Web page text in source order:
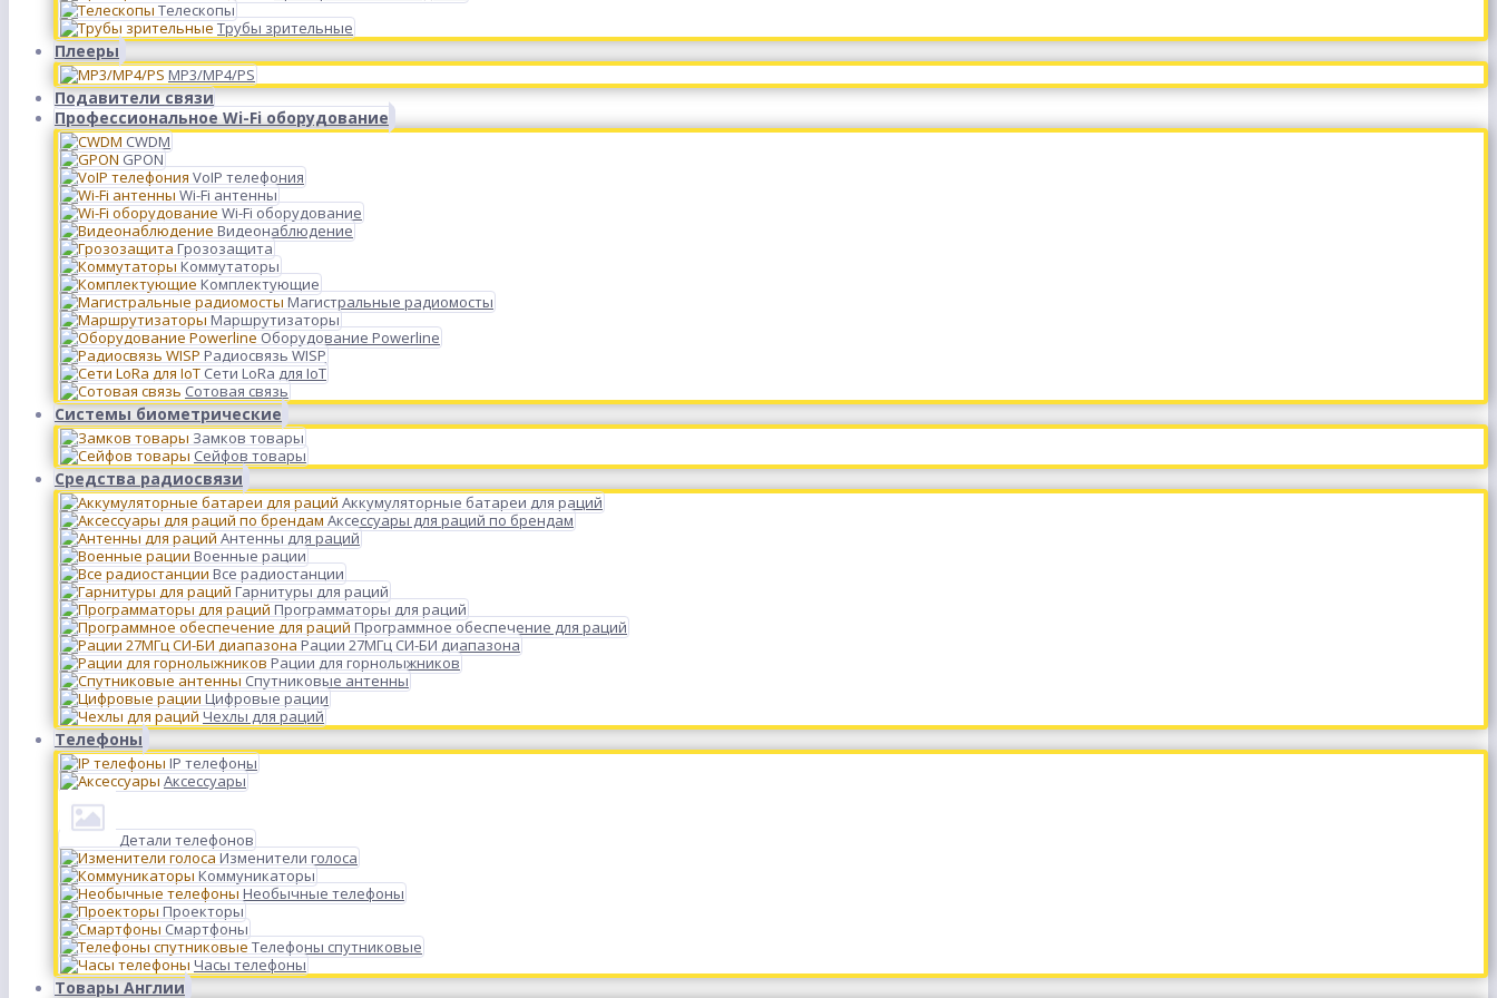
Телескопы
Трубы зрительные
Плееры
MP3/MP4/PS
Подавители связи
Профессиональное Wi-Fi оборудование
CWDM
GPON
VoIP телефония
Wi-Fi антенны
Wi-Fi оборудование
Видеонаблюдение
Грозозащита
Коммутаторы
Комплектующие
Магистральные радиомосты
Маршрутизаторы
Оборудование Powerline
Радиосвязь WISP
Сети LoRa для IoT
Сотовая связь
Системы биометрические
Замков товары
Сейфов товары
Средства радиосвязи
Аккумуляторные батареи для раций
Аксессуары для раций по брендам
Антенны для раций
Военные рации
Все радиостанции
Гарнитуры для раций
Программаторы для раций
Программное обеспечение для раций
Рации 27МГц СИ-БИ диапазона
Рации для горнолыжников
Спутниковые антенны
Цифровые рации
Чехлы для раций
Телефоны
IP телефоны
Аксессуары
Детали телефонов
Изменители голоса
Коммуникаторы
Необычные телефоны
Проекторы
Смартфоны
Телефоны спутниковые
Часы телефоны
Товары Англии